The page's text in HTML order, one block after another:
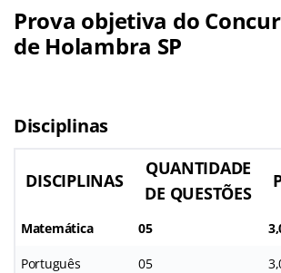
Prova objetiva do
de Holambra SP
Disciplinas
DISCIPLINAS
QUANTIDADE
DE QUESTÕES
Matemática 05
Português 05